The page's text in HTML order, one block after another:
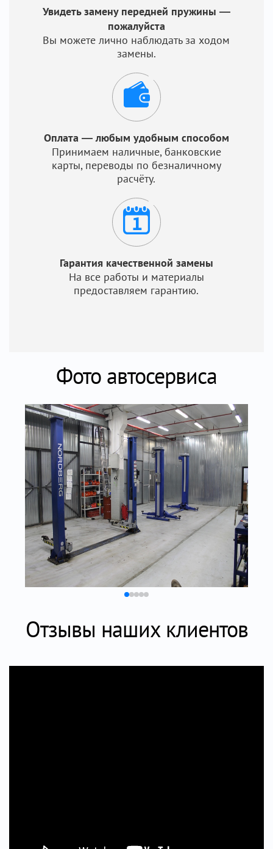
Увидеть замену передней пружины —
пожалуйста
Вы можете лично наблюдать за ходом
замены.
Оплата — любым удобным способом
Принимаем наличные, банковские
карты, переводы по безналичному
расчёту.
Гарантия качественной замены
На все работы и материалы
предоставляем гарантию.
Фото автосервиса
Отзывы наших клиентов